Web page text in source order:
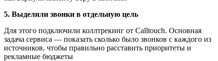
5. Выделили звонки в отдельную цель
Для этого подключили коллтрекинг от Calltouch. Основная
задача сервиса — показать сколько было звонков с каждого из
источников, чтобы правильно расставить приоритеты и
рекламные бюджеты